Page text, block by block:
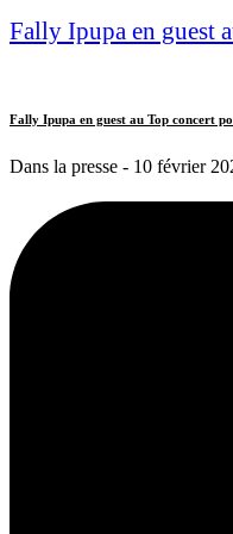
Fally Ipupa en guest
Fally Ipupa en guest au Top concert
Dans la presse - 10 février